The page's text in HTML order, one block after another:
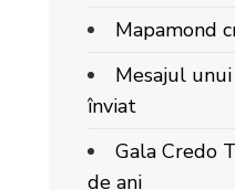
Mapamond
Mesajul
înviat
Gala Credo
de ani